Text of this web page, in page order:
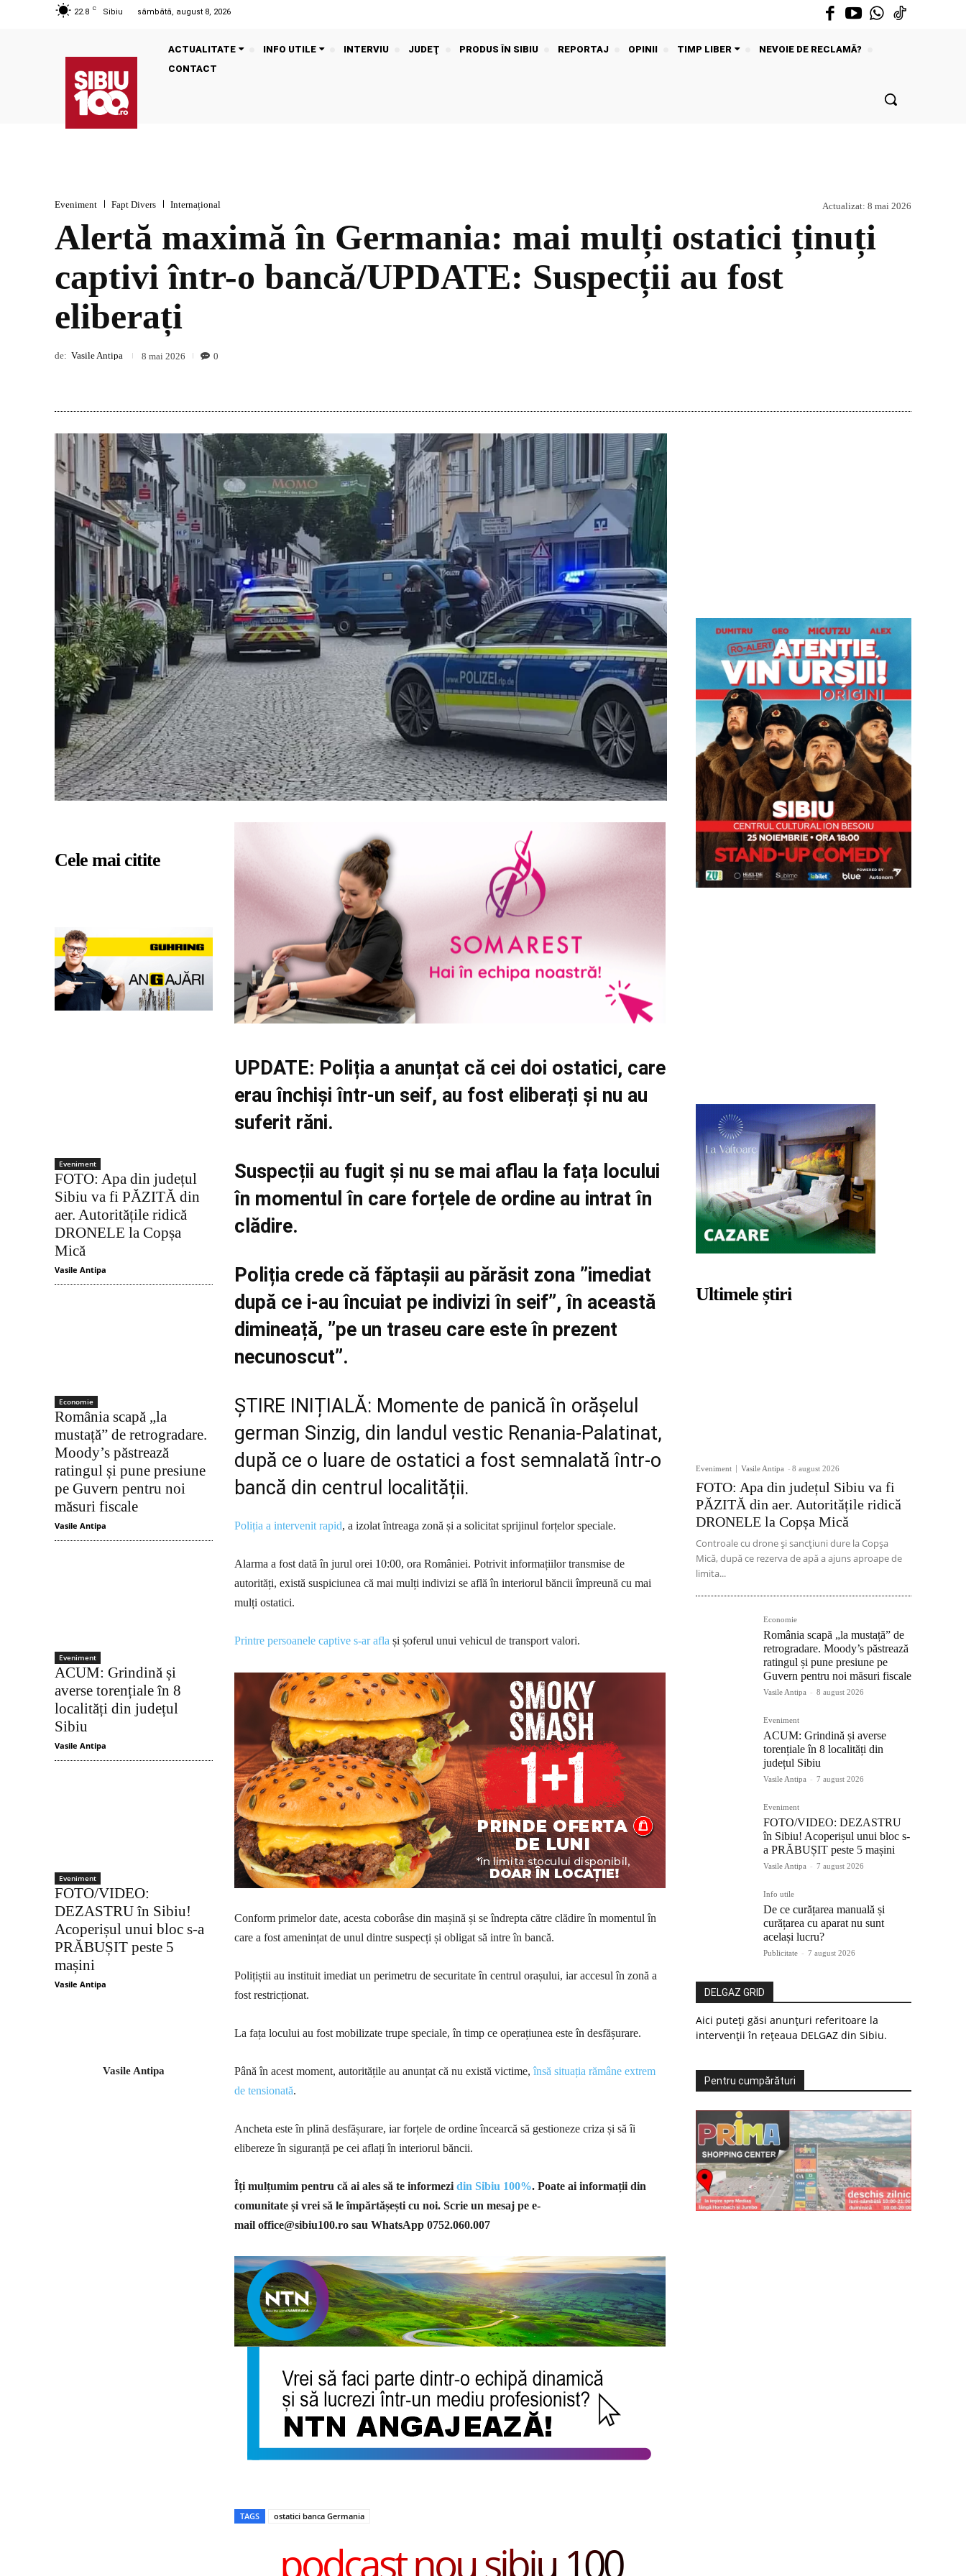
22.8 C Sibiu sâmbătă, august 8, 2026
ACTUALITATE INFO UTILE INTERVIU JUDEŢ PRODUS ÎN SIBIU REPORTAJ OPINII TIMP LIBER
NEVOIE DE RECLAMĂ?
CONTACT
Eveniment Fapt Divers Internațional Actualizat: 8 mai 2026
Alertă maximă în Germania: mai mulți ostatici ținuți
captivi într-o bancă/UPDATE: Suspecții au fost
eliberați
de: Vasile Antipa 8 mai 2026 0
Cele mai citite
Eveniment
FOTO: Apa din județul
Sibiu va fi PĂZITĂ din
aer. Autoritățile ridică
DRONELE la Copșa
Mică
Vasile Antipa
Economie
România scapă „la
mustață” de retrogradare.
Moody’s păstrează
ratingul și pune presiune
pe Guvern pentru noi
măsuri fiscale
Vasile Antipa
Eveniment
ACUM: Grindină și
averse torențiale în 8
localități din județul
Sibiu
Vasile Antipa
Eveniment
FOTO/VIDEO:
DEZASTRU în Sibiu!
Acoperișul unui bloc s-a
PRĂBUȘIT peste 5
mașini
Vasile Antipa
Vasile Antipa
UPDATE: Poliția a anunțat că cei doi ostatici, care
erau închiși într-un seif, au fost eliberați și nu au
suferit răni.
Suspecții au fugit și nu se mai aflau la fața locului
în momentul în care forțele de ordine au intrat în
clădire.
Poliția crede că făptașii au părăsit zona ”imediat
după ce i-au încuiat pe indivizi în seif”, în această
dimineață, ”pe un traseu care este în prezent
necunoscut”.
ȘTIRE INIȚIALĂ: Momente de panică în orășelul
german Sinzig, din landul vestic Renania-Palatinat,
după ce o luare de ostatici a fost semnalată într-o
bancă din centrul localității.
Poliția a intervenit rapid, a izolat întreaga zonă și a solicitat sprijinul forțelor speciale.
Alarma a fost dată în jurul orei 10:00, ora României. Potrivit informațiilor transmise de
autorități, există suspiciunea că mai mulți indivizi se află în interiorul băncii împreună cu mai
mulți ostatici.
Printre persoanele captive s-ar afla și șoferul unui vehicul de transport valori.
Conform primelor date, acesta coborâse din mașină și se îndrepta către clădire în momentul în
care a fost amenințat de unul dintre suspecți și obligat să intre în bancă.
Polițiștii au instituit imediat un perimetru de securitate în centrul orașului, iar accesul în zonă a
fost restricționat.
La fața locului au fost mobilizate trupe speciale, în timp ce operațiunea este în desfășurare.
Până în acest moment, autoritățile au anunțat că nu există victime,însă situația rămâne extrem
de tensionată.
Ancheta este în plină desfășurare, iar forțele de ordine încearcă să gestioneze criza și să îi
elibereze în siguranță pe cei aflați în interiorul băncii.
Îți mulțumim pentru că ai ales să te informezi din Sibiu 100%. Poate ai informații din
comunitate și vrei să le împărtășești cu noi. Scrie un mesaj pe e-
mail office@sibiu100.ro sau WhatsApp 0752.060.007
TAGS ostatici banca Germania
podcast nou sibiu 100
Ultimele știri
Eveniment Vasile Antipa - 8 august 2026
FOTO: Apa din județul Sibiu va fi
PĂZITĂ din aer. Autoritățile ridică
DRONELE la Copșa Mică
Controale cu drone și sancțiuni dure la Copșa
Mică, după ce rezerva de apă a ajuns aproape de
limita...
Economie
România scapă „la mustață” de
retrogradare. Moody’s păstrează
ratingul și pune presiune pe
Guvern pentru noi măsuri fiscale
Vasile Antipa - 8 august 2026
Eveniment
ACUM: Grindină și averse
torențiale în 8 localități din
județul Sibiu
Vasile Antipa - 7 august 2026
Eveniment
FOTO/VIDEO: DEZASTRU
în Sibiu! Acoperișul unui bloc s-
a PRĂBUȘIT peste 5 mașini
Vasile Antipa - 7 august 2026
Info utile
De ce curățarea manuală și
curățarea cu aparat nu sunt
același lucru?
Publicitate - 7 august 2026
DELGAZ GRID
Aici puteți găsi anunțuri referitoare la
intervenții în rețeaua DELGAZ din Sibiu.
Pentru cumpărături